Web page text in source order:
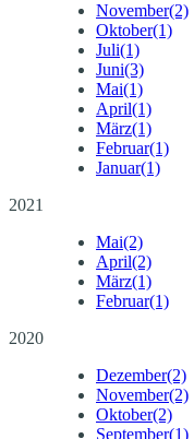
November(2)
Oktober(1)
Juli(1)
Juni(3)
Mai(1)
April(1)
März(1)
Februar(1)
Januar(1)
2021
Mai(2)
April(2)
März(1)
Februar(1)
2020
Dezember(2)
November(2)
Oktober(2)
September(1)